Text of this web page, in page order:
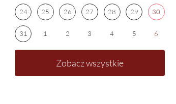
24 25 26 27 28 29 30
31 1 2 3 4 5 6
Zobacz wszystkie